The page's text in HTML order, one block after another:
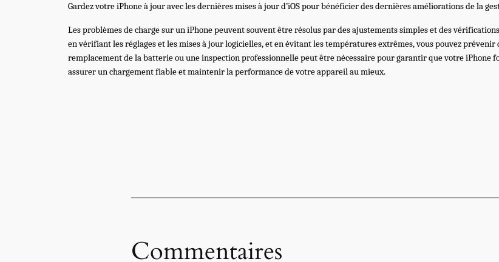
Gardez votre iPhone à jour avec les dernières mises à jour d’iOS pour bénéficier des dernières améliorations de la
Les problèmes de charge sur un iPhone peuvent souvent être résolus par des ajustements simples et des
en vérifiant les réglages et les mises à jour logicielles, et en évitant les températures extrêmes, vous pouvez
remplacement de la batterie ou une inspection professionnelle peut être nécessaire pour garantir que votre iPhone
assurer un chargement fiable et maintenir la performance de votre appareil au mieux.
Commentaires